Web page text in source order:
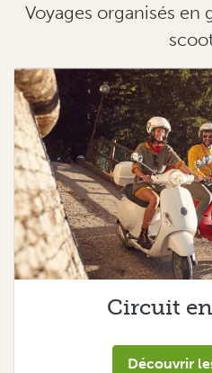
Voyages organisés en
Circuit
Découvrir